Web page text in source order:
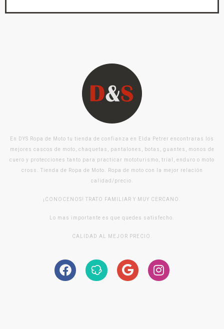
En DYS Ropa de Moto tu tienda de confianza en Elda Petrer encontraras los
mejores cascos de moto, chaquetas, pantalones, botas, guantes, monos de
cuero y protecciones tanto para practicar mototurismo, trial, enduro o moto
cross. Tienda de Ropa de Moto. Ropa de moto con la mejor relación
calidad/precio.
¡CONOCENOS! TRATO FAMILIAR Y MUY CERCANO.
Lo mas importante es que quedes satisfecho.
CALIDAD AL MEJOR PRECIO.